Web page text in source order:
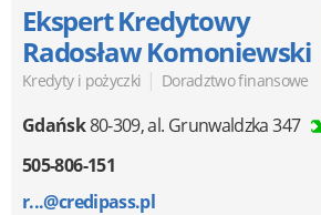
Ekspert Kredytowy
Radosław Komoniewski
Kredyty i pożyczki | Doradztwo finansowe
Gdańsk80-309,al. Grunwaldzka 347
505-806-151
r...@credipass.pl